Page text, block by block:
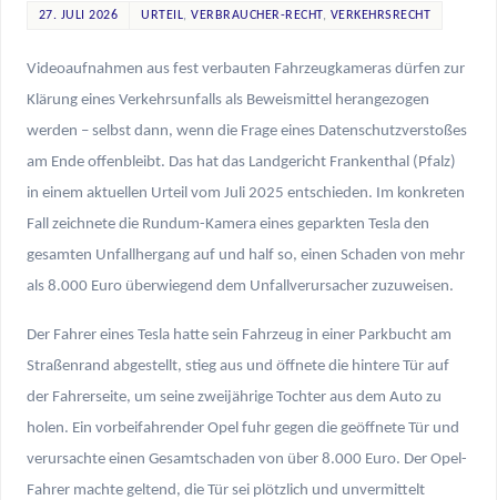
27. JULI 2026 URTEIL,VERBRAUCHER-RECHT , VERKEHRSRECHT
Videoaufnahmen aus fest verbauten Fahrzeugkameras dürfen zur
Klärung eines Verkehrsunfalls als Beweismittel herangezogen
werden – selbst dann, wenn die Frage eines Datenschutzverstoßes
am Ende offenbleibt. Das hat das Landgericht Frankenthal (Pfalz)
in einem aktuellen Urteil vom Juli 2025 entschieden. Im konkreten
Fall zeichnete die Rundum-Kamera eines geparkten Tesla den
gesamten Unfallhergang auf und half so, einen Schaden von mehr
als 8.000 Euro überwiegend dem Unfallverursacher zuzuweisen.
Der Fahrer eines Tesla hatte sein Fahrzeug in einer Parkbucht am
Straßenrand abgestellt, stieg aus und öffnete die hintere Tür auf
der Fahrerseite, um seine zweijährige Tochter aus dem Auto zu
holen. Ein vorbeifahrender Opel fuhr gegen die geöffnete Tür und
verursachte einen Gesamtschaden von über 8.000 Euro. Der Opel-
Fahrer machte geltend, die Tür sei plötzlich und unvermittelt